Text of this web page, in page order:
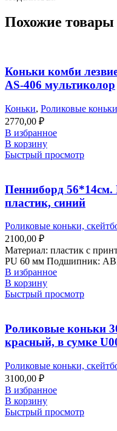
Похожие товары
Коньки комби
AS-406 мультиколор
Коньки, Роликовые
2770,00 ₽
В избранное
В корзину
Быстрый просмотр
Пенниборд 56*14см.
пластик, синий
Роликовые коньки,
2100,00 ₽
Материал: пластик с
PU 60 мм Подшипник:
В избранное
В корзину
Быстрый просмотр
Роликовые коньки
красный, в сумке
Роликовые коньки,
3100,00 ₽
В избранное
В корзину
Быстрый просмотр